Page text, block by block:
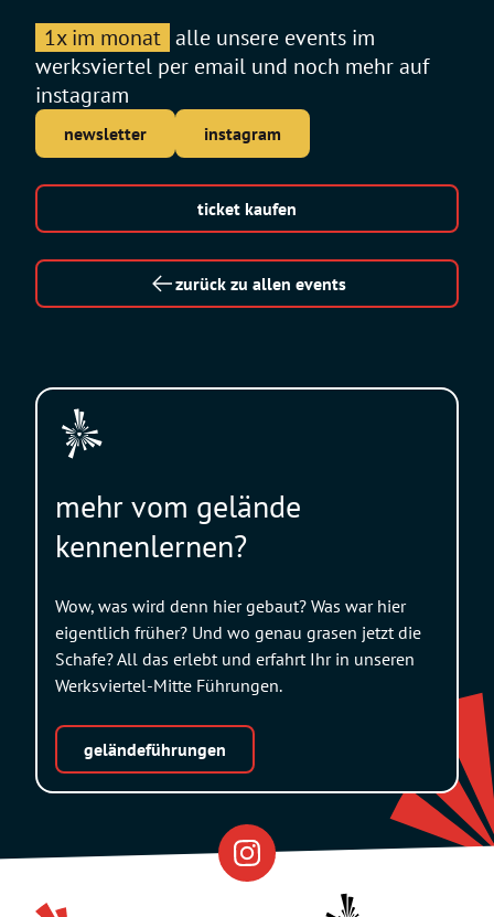
1x im monat alle unsere events im
werksviertel per email und noch mehr auf
instagram
newsletter instagram
ticket kaufen
zurück zu allen events
mehr vom gelände
kennenlernen?
Wow, was wird denn hier gebaut? Was war hier
eigentlich früher? Und wo genau grasen jetzt die
Schafe? All das erlebt und erfahrt Ihr in unseren
Werksviertel-Mitte Führungen.
geländeführungen